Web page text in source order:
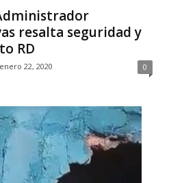
resalta seguridad y
RD
enero 22, 2020 0